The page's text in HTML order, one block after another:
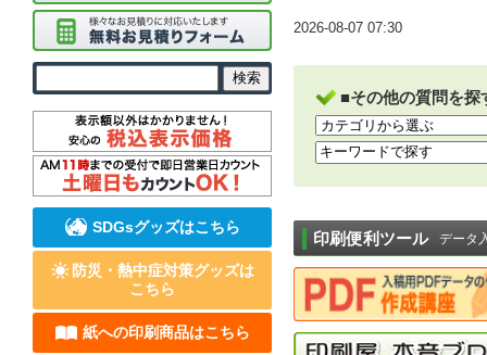
2026-08-07 07:30
■その他の質問を探
印刷便利ツール データ
SDGsグッズはこちら
防災・熱中症対策グッズは
こちら
紙への印刷商品はこちら